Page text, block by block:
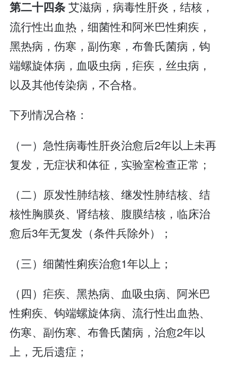
第二十四条艾滋病，病毒性肝炎，结核，
流行性出血热，细菌性和阿米巴性痢疾，
黑热病，伤寒，副伤寒，布鲁氏菌病，钩
端螺旋体病，血吸虫病，疟疾，丝虫病，
以及其他传染病，不合格。
下列情况合格：
（一）急性病毒性肝炎治愈后2年以上未再
复发，无症状和体征，实验室检查正常；
（二）原发性肺结核、继发性肺结核、结
核性胸膜炎、肾结核、腹膜结核，临床治
愈后3年无复发（条件兵除外）；
（三）细菌性痢疾治愈1年以上；
（四）疟疾、黑热病、血吸虫病、阿米巴
性痢疾、钩端螺旋体病、流行性出血热、
伤寒、副伤寒、布鲁氏菌病，治愈2年以
上，无后遗症；